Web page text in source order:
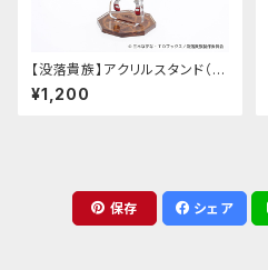
【没落貴族】アクリルスタンド（少
女ラードーン）
¥1,200
保存 シェア